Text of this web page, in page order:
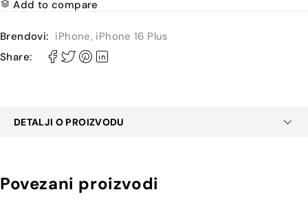
Add to compare
Brendovi: iPhone, iPhone 16 Plus
Share:
DETALJI O PROIZVODU
Povezani proizvodi